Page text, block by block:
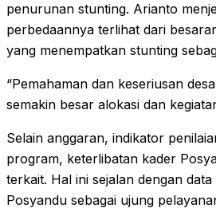
penurunan stunting. Arianto
perbedaannya terlihat dari
yang menempatkan stunting
“Pemahaman dan keseriusan
semakin besar alokasi dan
Selain anggaran, indikator
program, keterlibatan kader
terkait. Hal ini sejalan dengan
Posyandu sebagai ujung